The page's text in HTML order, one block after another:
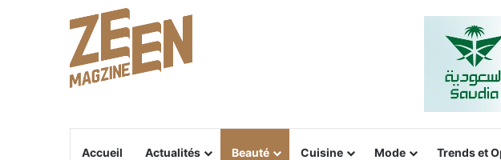
Accueil Actualités Beauté Cuisine Mode Trends et